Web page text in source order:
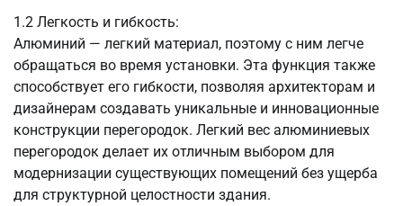
1.2 Легкость и гибкость:
Алюминий — легкий материал, поэтому с ним легче
обращаться во время установки. Эта функция также
способствует его гибкости, позволяя архитекторам и
дизайнерам создавать уникальные и инновационные
конструкции перегородок. Легкий вес алюминиевых
перегородок делает их отличным выбором для
модернизации существующих помещений без ущерба
для структурной целостности здания.